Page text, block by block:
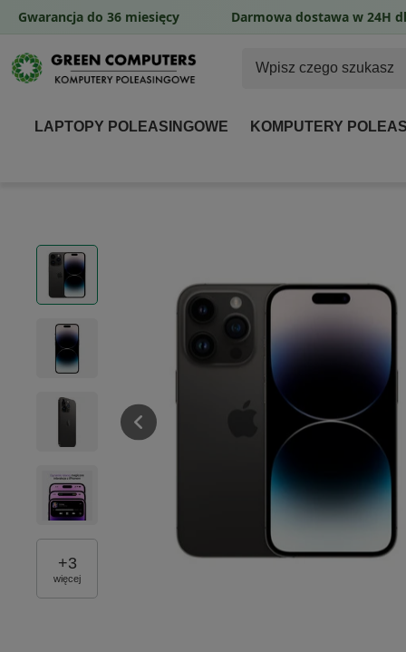
LAPTOPY POLEASINGOWE KOMPUTERY
+3
więcej
Gwarancja do 36 miesięcy Darmowa dostawa w 24H